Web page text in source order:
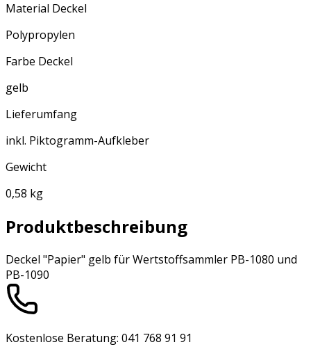
Material Deckel
Polypropylen
Farbe Deckel
gelb
Lieferumfang
inkl. Piktogramm-Aufkleber
Gewicht
0,58 kg
Produktbeschreibung
Deckel "Papier" gelb für Wertstoffsammler PB-1080 und
PB-1090
Kostenlose Beratung: 041 768 91 91